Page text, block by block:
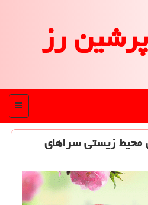
پرشین رز
منو
محیط زیستی سراهای